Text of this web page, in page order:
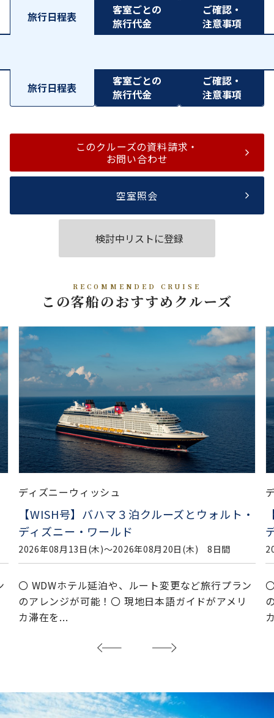
旅行日程表
客室ごとの
旅行代金
ご確認・
注意事項
旅行日程表
客室ごとの
旅行代金
ご確認・
注意事項
このクルーズの資料請求・
お問い合わせ
空室照会
検討中リストに登録
RECOMMENDED CRUISE
この客船のおすすめクルーズ
ディズニーウィッシュ
【WISH号】バハマ３泊クルーズとウォルト・
ディズニー・ワールド
2026年08月13日(木)〜2026年08月20日(木) 8日間
〇 WDWホテル延泊や、ルート変更など旅行プラン
のアレンジが可能！〇 現地日本語ガイドがアメリ
カ滞在を...